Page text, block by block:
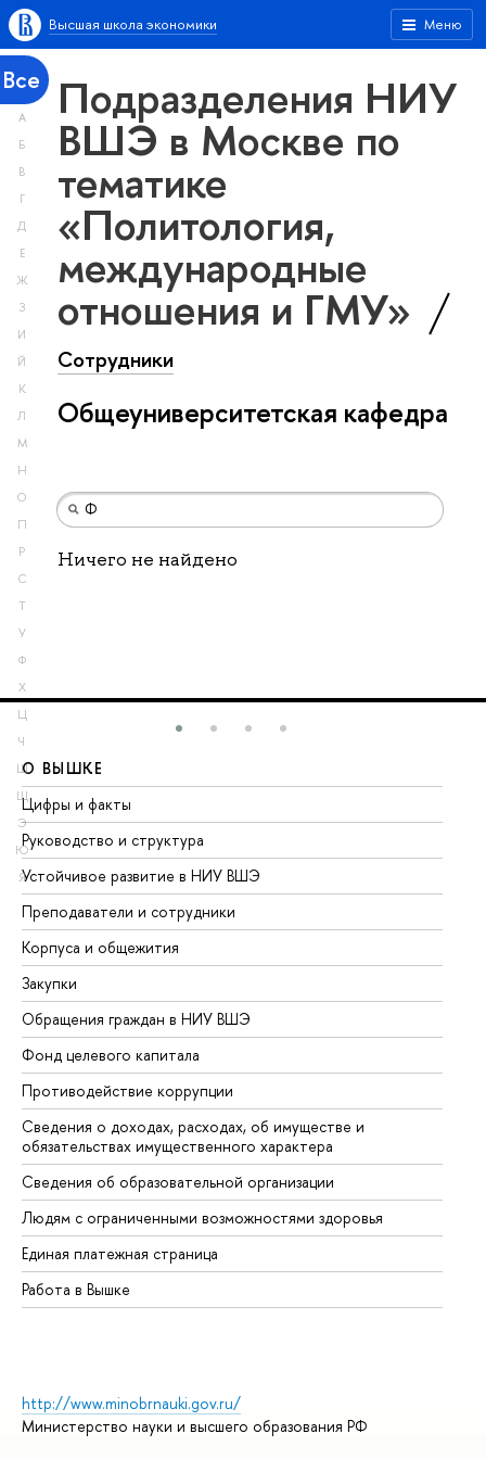
Меню
Высшая школа экономики
Все
А
Б
В
Г
Д
Е
Ж
З
И
Й
К
Л
М
Н
О
П
Р
С
Т
У
Ф
Х
Ц
Ч
Ш
Щ
Э
Ю
Я
Подразделения НИУ
ВШЭ в Москве по
тематике
«Политология,
международные
отношения и ГМУ»
Сотрудники
Общеуниверситетская кафедра
Ничего не найдено
О ВЫШКЕ
Цифры и факты
Руководство и структура
Устойчивое развитие в НИУ ВШЭ
Преподаватели и сотрудники
Корпуса и общежития
Закупки
Обращения граждан в НИУ ВШЭ
Фонд целевого капитала
Противодействие коррупции
Сведения о доходах, расходах, об имуществе и
обязательствах имущественного характера
Сведения об образовательной организации
Людям с ограниченными возможностями здоровья
Единая платежная страница
Работа в Вышке
http://www.minobrnauki.gov.ru/
Министерство науки и высшего образования РФ